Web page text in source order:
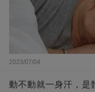
2023/07/04
動不動就一身汗，是